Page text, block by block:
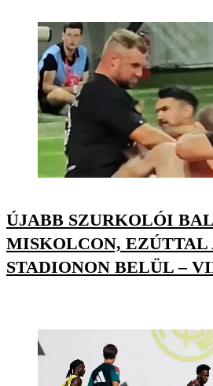
ÚJABB SZURKOLÓI
MISKOLCON, EZÚTTAL
STADIONON BELÜL –